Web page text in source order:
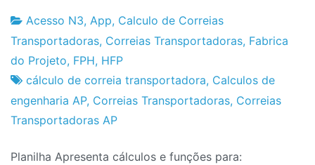
Fabrica
do
Projeto
3
de
Setembro
de
2024
Acesso N3, App, Calculo de Correias
Transportadoras, Correias Transportadoras, Fabrica
do Projeto, FPH, HFP
cálculo de correia transportadora, Calculos de
engenharia AP, Correias Transportadoras, Correias
Transportadoras AP
Planilha Apresenta cálculos e funções para: